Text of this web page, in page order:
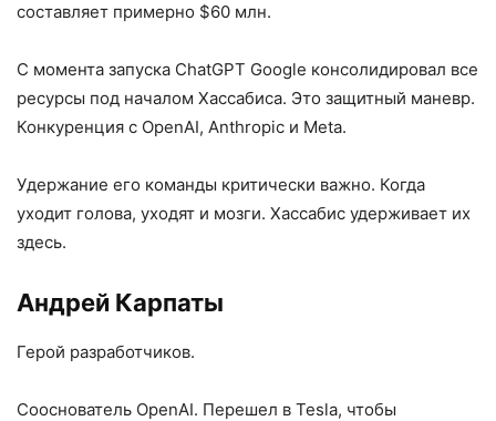
составляет примерно $60 млн.
С момента запуска ChatGPT Google консолидировал все
ресурсы под началом Хассабиса. Это защитный маневр.
Конкуренция с OpenAI, Anthropic и Meta.
Удержание его команды критически важно. Когда
уходит голова, уходят и мозги. Хассабис удерживает их
здесь.
Андрей Карпаты
Герой разработчиков.
Сооснователь OpenAI. Перешел в Tesla, чтобы